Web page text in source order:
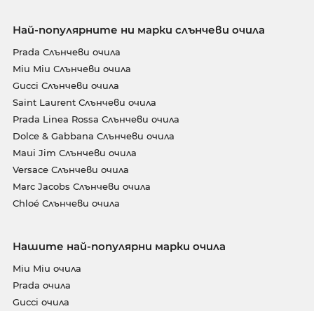
Най-популярните ни марки слънчеви очила
Prada Слънчеви очила
Miu Miu Слънчеви очила
Gucci Слънчеви очила
Saint Laurent Слънчеви очила
Prada Linea Rossa Слънчеви очила
Dolce & Gabbana Слънчеви очила
Maui Jim Слънчеви очила
Versace Слънчеви очила
Marc Jacobs Слънчеви очила
Chloé Слънчеви очила
Нашите най-популярни марки очила
Miu Miu очила
Prada очила
Gucci очила